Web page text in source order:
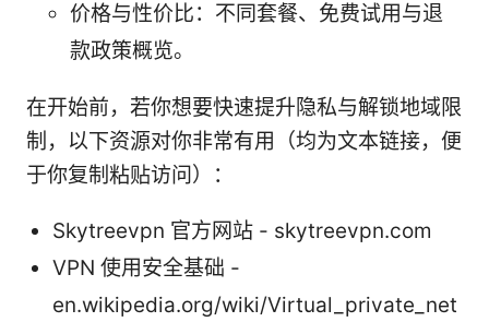
价格与性价比：不同套餐、免费试用与退
款政策概览。
在开始前，若你想要快速提升隐私与解锁地域限
制，以下资源对你非常有用（均为文本链接，便
于你复制粘贴访问）：
Skytreevpn 官方网站 - skytreevpn.com
VPN 使用安全基础 -
en.wikipedia.org/wiki/Virtual_private_net